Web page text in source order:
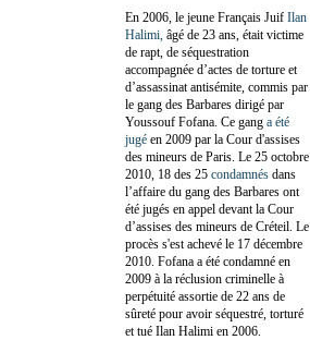
En 2006, le jeune Français Juif Ilan
Halimi, âgé de 23 ans, était victime
de rapt, de séquestration
accompagnée d’actes de torture et
d’assassinat antisémite, commis par
le gang des Barbares dirigé par
Youssouf Fofana. Ce gang a été
jugé en 2009 par la Cour d'assises
des mineurs de Paris. Le 25 octobre
2010, 18 des 25 condamnés dans
l’affaire du gang des Barbares ont
été jugés en appel devant la Cour
d’assises des mineurs de Créteil. Le
procès s'est achevé le 17 décembre
2010. Fofana a été condamné en
2009 à la réclusion criminelle à
perpétuité assortie de 22 ans de
sûreté pour avoir séquestré, torturé
et tué Ilan Halimi en 2006.